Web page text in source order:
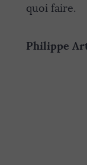
quoi faire.
Philippe